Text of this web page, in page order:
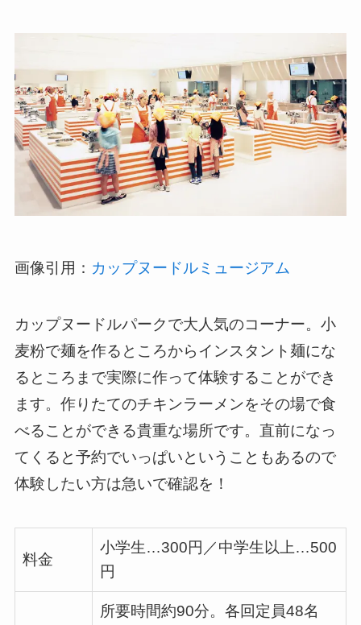
画像引用： カップヌードルミュージアム
カップヌードルパークで大人気のコーナー。小
麦粉で麺を作るところからインスタント麺にな
るところまで実際に作って体験することができ
ます。作りたてのチキンラーメンをその場で食
べることができる貴重な場所です。直前になっ
てくると予約でいっぱいということもあるので
体験したい方は急いで確認を！
料金
小学生…300円／中学生以上…500
円
所要時間約90分。各回定員48名